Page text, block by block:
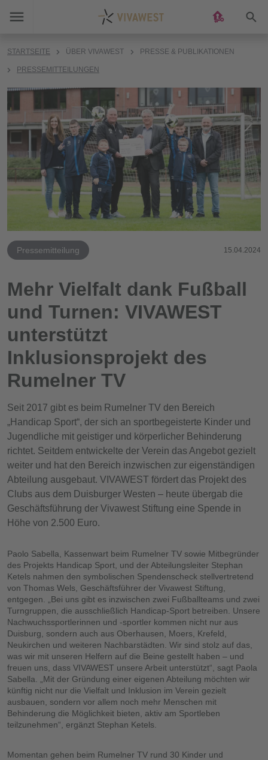
STARTSEITE ÜBER VIVAWEST PRESSE & PUBLIKATIONEN
PRESSEMITTEILUNGEN
Pressemitteilung 15.04.2024
Mehr Vielfalt dank Fußball
und Turnen: VIVAWEST
unterstützt
Inklusionsprojekt des
Rumelner TV
Seit 2017 gibt es beim Rumelner TV den Bereich
„Handicap Sport“, der sich an sportbegeisterte Kinder und
Jugendliche mit geistiger und körperlicher Behinderung
richtet. Seitdem entwickelte der Verein das Angebot gezielt
weiter und hat den Bereich inzwischen zur eigenständigen
Abteilung ausgebaut. VIVAWEST fördert das Projekt des
Clubs aus dem Duisburger Westen – heute übergab die
Geschäftsführung der Vivawest Stiftung eine Spende in
Höhe von 2.500 Euro.
Paolo Sabella, Kassenwart beim Rumelner TV sowie Mitbegründer
des Projekts Handicap Sport, und der Abteilungsleiter Stephan
Ketels nahmen den symbolischen Spendenscheck stellvertretend
von Thomas Wels, Geschäftsführer der Vivawest Stiftung,
entgegen. „Bei uns gibt es inzwischen zwei Fußballteams und zwei
Turngruppen, die ausschließlich Handicap-Sport betreiben. Unsere
Nachwuchssportlerinnen und -sportler kommen nicht nur aus
Duisburg, sondern auch aus Oberhausen, Moers, Krefeld,
Neukirchen und weiteren Nachbarstädten. Wir sind stolz auf das,
was wir mit unseren Helfern auf die Beine gestellt haben – und
freuen uns, dass VIVAWEST unsere Arbeit unterstützt“, sagt Paola
Sabella. „Mit der Gründung einer eigenen Abteilung möchten wir
künftig nicht nur die Vielfalt und Inklusion im Verein gezielt
ausbauen, sondern vor allem noch mehr Menschen mit
Behinderung die Möglichkeit bieten, aktiv am Sportleben
teilzunehmen“, ergänzt Stephan Ketels.
Momentan gehen beim Rumelner TV rund 30 Kinder und